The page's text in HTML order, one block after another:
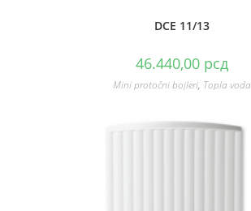
DCE 11/13
46.440,00 рсд
Mini protočni bojleri, Topla voda